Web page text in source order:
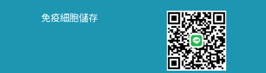
免疫細胞儲存